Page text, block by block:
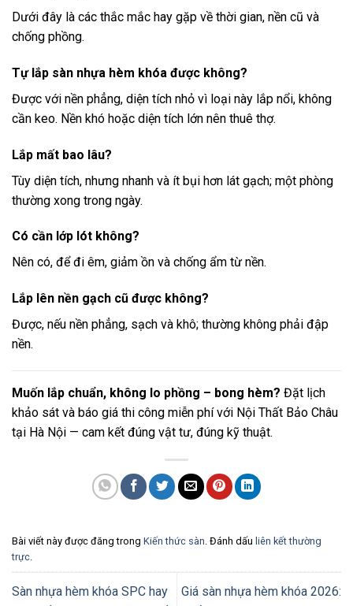
Dưới đây là các thắc mắc hay gặp về thời gian, nền cũ và
chống phồng.
Tự lắp sàn nhựa hèm khóa được không?
Được với nền phẳng, diện tích nhỏ vì loại này lắp nổi, không
cần keo. Nền khó hoặc diện tích lớn nên thuê thợ.
Lắp mất bao lâu?
Tùy diện tích, nhưng nhanh và ít bụi hơn lát gạch; một phòng
thường xong trong ngày.
Có cần lớp lót không?
Nên có, để đi êm, giảm ồn và chống ẩm từ nền.
Lắp lên nền gạch cũ được không?
Được, nếu nền phẳng, sạch và khô; thường không phải đập
nền.
Muốn lắp chuẩn, không lo phồng – bong hèm? Đặt lịch
khảo sát và báo giá thi công miễn phí với Nội Thất Bảo Châu
tại Hà Nội — cam kết đúng vật tư, đúng kỹ thuật.
Bài viết này được đăng trong Kiến thức sàn. Đánh dấu liên kết thường
trực.
Sàn nhựa hèm khóa SPC hay
Giá sàn nhựa hèm khóa 2026: